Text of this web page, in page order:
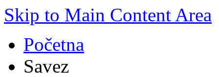
Skip to Main Content Area
Početna
Savez